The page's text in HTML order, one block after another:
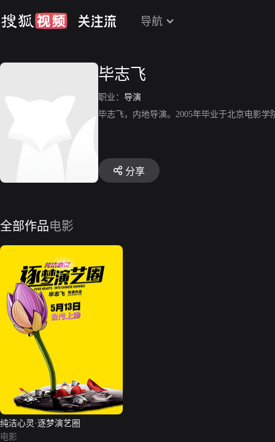
导航
毕志飞
职业： 导演
毕志飞，内地导演。2005年毕业于北京电影
分享
全部作品电影
纯洁心灵·逐梦演艺圈
电影